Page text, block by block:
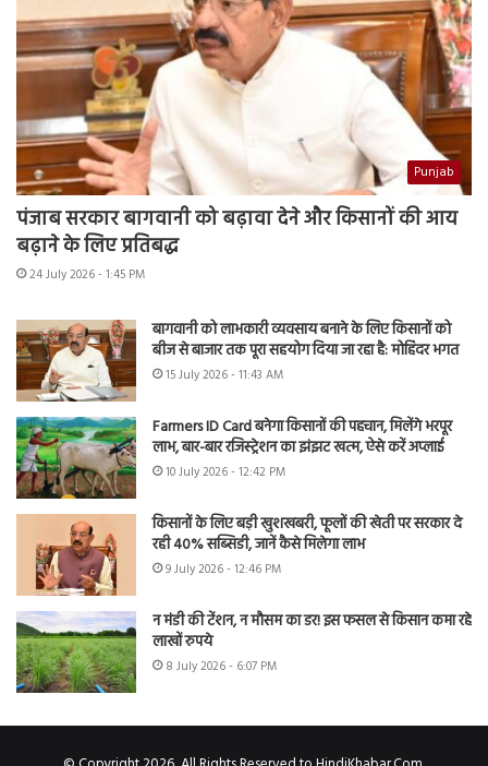
Punjab
पंजाब सरकार बागवानी को बढ़ावा देने और किसानों की आय
बढ़ाने के लिए प्रतिबद्ध
24 July 2026 - 1:45 PM
बागवानी को लाभकारी व्यवसाय बनाने के लिए किसानों को
बीज से बाजार तक पूरा सहयोग दिया जा रहा है: मोहिंदर भगत
15 July 2026 - 11:43 AM
Farmers ID Card बनेगा किसानों की पहचान, मिलेंगे भरपूर
लाभ, बार-बार रजिस्ट्रेशन का झंझट खत्म, ऐसे करें अप्लाई
10 July 2026 - 12:42 PM
किसानों के लिए बड़ी खुशखबरी, फूलों की खेती पर सरकार दे
रही 40% सब्सिडी, जानें कैसे मिलेगा लाभ
9 July 2026 - 12:46 PM
न मंडी की टेंशन, न मौसम का डर! इस फसल से किसान कमा रहे
लाखों रुपये
8 July 2026 - 6:07 PM